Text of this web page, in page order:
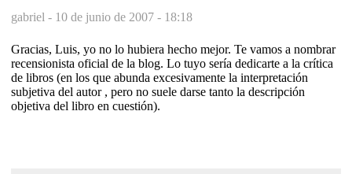
gabriel - 10 de junio de 2007 - 18:18
Gracias, Luis, yo no lo hubiera hecho mejor. Te vamos a nombrar
recensionista oficial de la blog. Lo tuyo sería dedicarte a la crítica
de libros (en los que abunda excesivamente la interpretación
subjetiva del autor , pero no suele darse tanto la descripción
objetiva del libro en cuestión).